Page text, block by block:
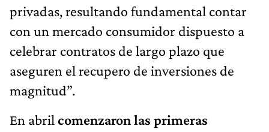
privadas, resultando fundamental contar
con un mercado consumidor dispuesto a
celebrar contratos de largo plazo que
aseguren el recupero de inversiones de
magnitud”.
En abril comenzaron las primeras